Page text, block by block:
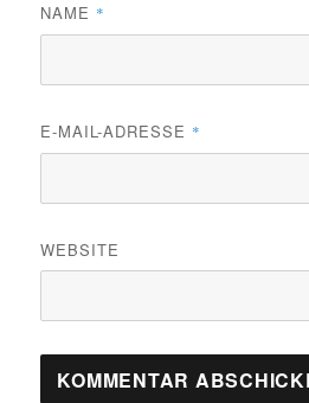
NAME *
E-MAIL-ADRESSE *
WEBSITE